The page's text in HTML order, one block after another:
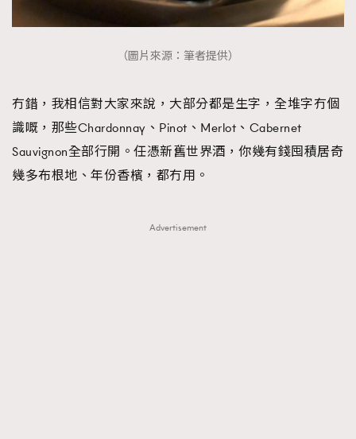
（圖片來源：筆者提供）
冇錯，我相信對大家來說，大部分都是生字，全堆字冇個
識嘅，那些Chardonnay、Pinot、Merlot、Cabernet
Sauvignon全部行開。任憑新舊世界酒，你幾有錢囤積居奇
幾多布根地、年份香檳，都冇用。
Advertisement